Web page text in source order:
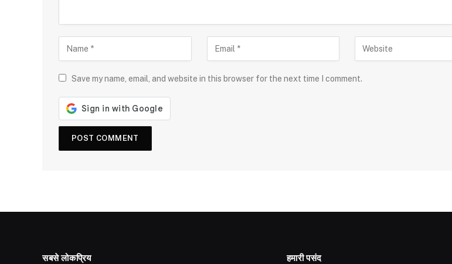
Save my name, email, and website in this browser for the next time I comment.
सबसे लोकप्रिय हमारी पसंद